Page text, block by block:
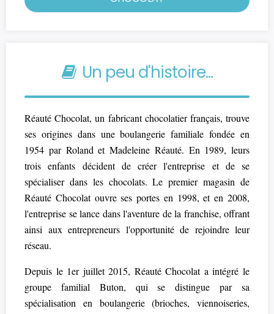
Un peu d'histoire...
Réauté Chocolat, un fabricant chocolatier français, trouve
ses origines dans une boulangerie familiale fondée en
1954 par Roland et Madeleine Réauté. En 1989, leurs
trois enfants décident de créer l'entreprise et de se
spécialiser dans les chocolats. Le premier magasin de
Réauté Chocolat ouvre ses portes en 1998, et en 2008,
l'entreprise se lance dans l'aventure de la franchise, offrant
ainsi aux entrepreneurs l'opportunité de rejoindre leur
réseau.
Depuis le 1er juillet 2015, Réauté Chocolat a intégré le
groupe familial Buton, qui se distingue par sa
spécialisation en boulangerie (brioches, viennoiseries,